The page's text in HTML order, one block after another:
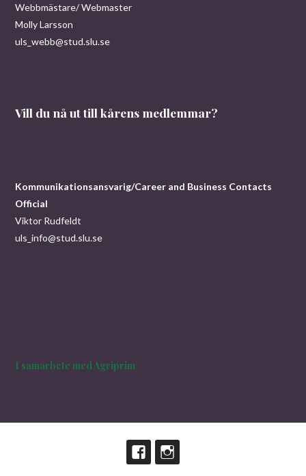
Webbmästare/ Webmaster
Molly Larsson
uls_webb@stud.slu.se
Vill du nå ut till kårens medlemmar?
Kommunikationsansvarig/Career and Business Contacts
Official
Viktor Rudfeldt
uls_info@stud.slu.se
I samarbete med Agriprim